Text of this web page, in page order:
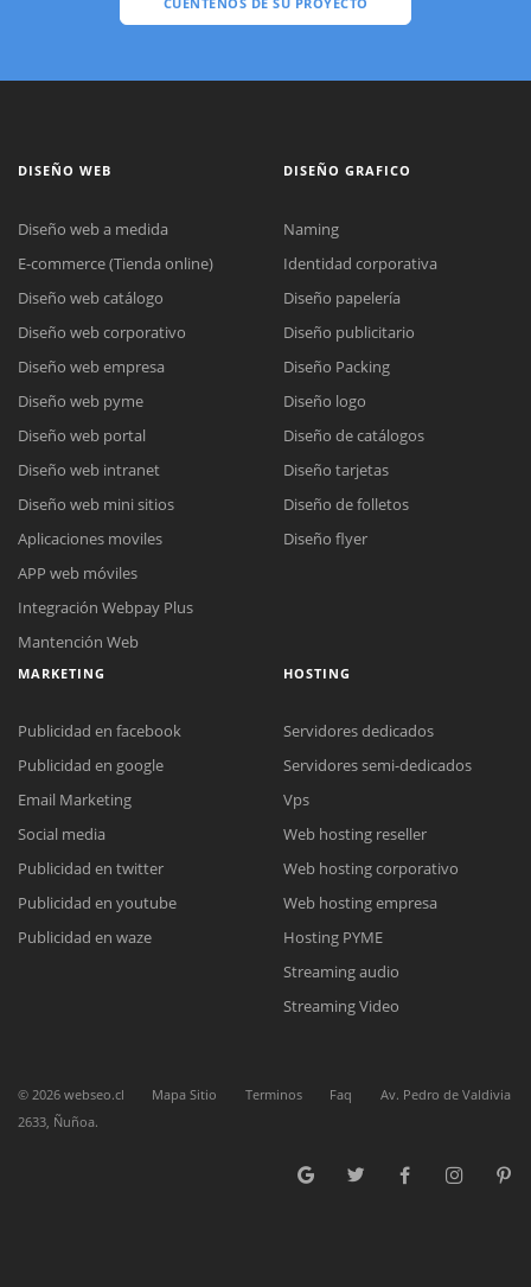
Reunión online
Nuestros ejecutivos le enviarán un correo electrónico con el enlace a
Meet para la reunión online.
Cotización
Complete el formulario y nos contactaremos a la brevedad.
Chat Online
para enviarnos un correo electrónico con sus datos personales.
DISEÑO WEB
Diseño web a medida
E-commerce (Tienda online)
Diseño web catálogo
Diseño web corporativo
Diseño web empresa
Diseño web pyme
Diseño web portal
Diseño web intranet
Diseño web mini sitios
Aplicaciones moviles
APP web móviles
Integración Webpay Plus
Mantención Web
DISEÑO GRAFICO
Naming
Identidad corporativa
Diseño papelería
Diseño publicitario
Diseño Packing
Diseño logo
Diseño de catálogos
Diseño tarjetas
Diseño de folletos
Diseño flyer
MARKETING
Publicidad en facebook
Publicidad en google
Email Marketing
Social media
Publicidad en twitter
Publicidad en youtube
Publicidad en waze
HOSTING
Servidores dedicados
Servidores semi-dedicados
Vps
Web hosting reseller
Web hosting corporativo
Web hosting empresa
Hosting PYME
Streaming audio
Streaming Video
© 2026 webseo.cl Mapa Sitio Terminos Faq
Av. Pedro de Valdivia
2633, Ñuñoa.